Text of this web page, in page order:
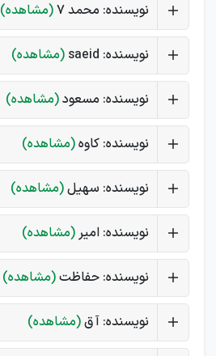
نویسنده: محمد 7 (مشاهده)
نویسنده: saeid (مشاهده)
نویسنده: مسعود(مشاهده)
نویسنده: کاوه(مشاهده)
نویسنده: سهیل(مشاهده)
نویسنده: امیر(مشاهده)
نویسنده: حفاظت(مشاهده)
نویسنده: آ ق(مشاهده)